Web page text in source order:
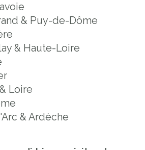
& Puy-de-Dôme
& Haute-Loire
Loire
& Ardèche